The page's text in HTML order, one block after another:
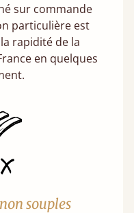
sur commande
particulière est
rapidité de la
en quelques
souples